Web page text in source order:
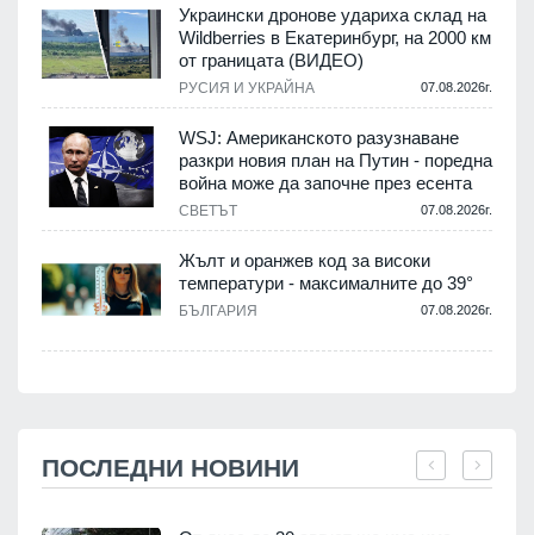
Украински дронове удариха склад на
Wildberries в Екатеринбург, на 2000 км
от границата (ВИДЕО)
РУСИЯ И УКРАЙНА 07.08.2026г.
WSJ: Американското разузнаване
разкри новия план на Путин - поредна
война може да започне през есента
СВЕТЪТ 07.08.2026г.
Жълт и оранжев код за високи
температури - максималните до 39°
БЪЛГАРИЯ 07.08.2026г.
ПОСЛЕДНИ НОВИНИ